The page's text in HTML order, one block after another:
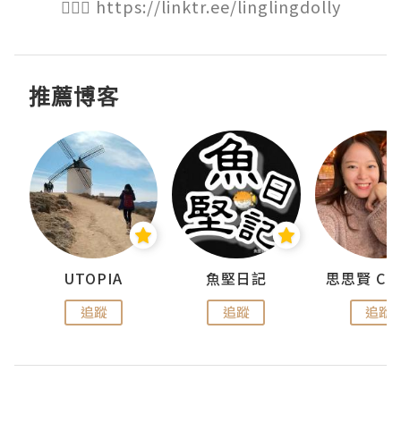
🙋🏻‍♀️ https://linktr.ee/linglingdolly
推薦博客
UTOPIA
追蹤
魚堅日記
追蹤 追蹤